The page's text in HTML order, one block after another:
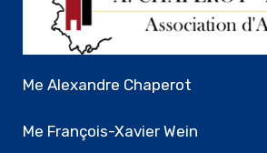
Me Alexandre Chaperot
Me François-Xavier Wein